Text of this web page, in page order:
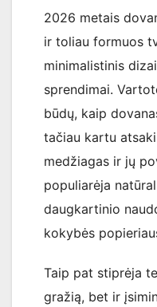
2026 metais
ir toliau formuos
minimalistinis
sprendimai.
būdų, kaip
tačiau kartu
medžiagas ir jų
populiarėja
daugkartinio
kokybės
Taip pat stiprėja
gražią, bet ir